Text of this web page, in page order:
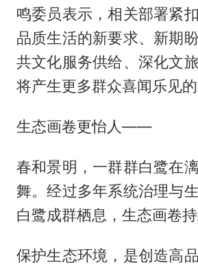
鸣委员表示，相关部署紧
品质生活的新要求、新期
共文化服务供给、深化文
将产生更多群众喜闻乐见的
生态画卷更怡人——
春和景明，一群群白鹭在
舞。经过多年系统治理与
白鹭成群栖息，生态画卷持
保护生态环境，是创造高